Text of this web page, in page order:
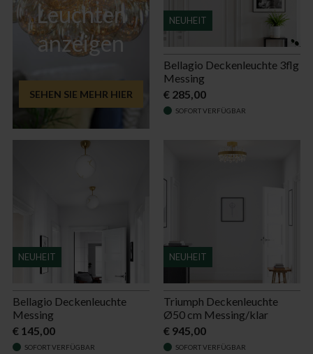
Leuchten
anzeigen
SEHEN SIE MEHR HIER
NEUHEIT
Bellagio Deckenleuchte 3flg
Messing
€ 285,00
SOFORT VERFÜGBAR
NEUHEIT
Bellagio Deckenleuchte
Messing
€ 145,00
SOFORT VERFÜGBAR
NEUHEIT
Triumph Deckenleuchte
Ø50 cm Messing/klar
€ 945,00
SOFORT VERFÜGBAR